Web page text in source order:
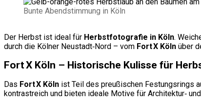
Bunte Abendstimmung in Köln
Der Herbst ist ideal für Herbstfotografie in Köln.
durch die Kölner Neustadt‑Nord – vom Fort X Köln über
Fort X Köln – Historische Kulisse für
Das Fort X Köln ist Teil des preußischen Festungsrings
kontrastreich und bieten ideale Motive für Architektur‑